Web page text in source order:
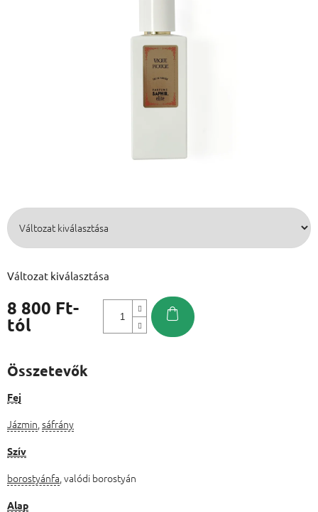
8 800 Ft-
tól
Változat kiválasztása
Összetevők
Fej
Jázmin sáfrány
Szív
borostyánfa , valódi borostyán
Alap